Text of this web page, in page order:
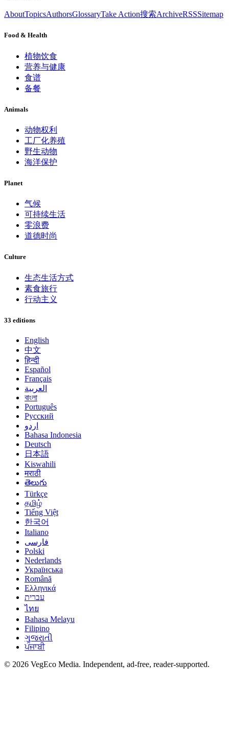
AboutTopicsAuthorsGlossaryTake Action搜索ArchiveRSSSitemap
Food & Health
植物饮食
营养与健康
食谱
备餐
Animals
动物权利
工厂化养殖
野生动物
海洋保护
Planet
气候
可持续生活
零浪费
道德时尚
Culture
生态生活方式
素食旅行
行动主义
33 editions
English
中文
हिन्दी
Español
Français
العربية
বাংলা
Português
Русский
اردو
Bahasa Indonesia
Deutsch
日本語
Kiswahili
मराठी
తెలుగు
Türkçe
தமிழ்
Tiếng Việt
한국어
Italiano
فارسی
Polski
Nederlands
Українська
Română
Ελληνικά
עברית
ไทย
Bahasa Melayu
Filipino
ગુજરાતી
ਪੰਜਾਬੀ
© 2026 VegEco Media. Independent, ad-free, reader-supported.